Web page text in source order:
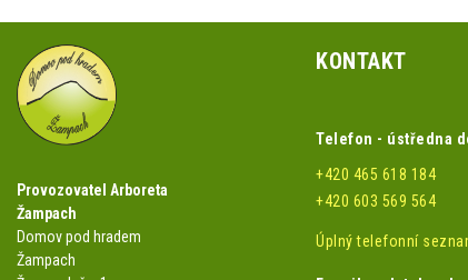
Provozovatel Arboreta
Žampach
Domov pod hradem
Žampach
KONTAKT
Telefon - ústředna
+420 465 618 184
+420 603 569 564
Úplný telefonní